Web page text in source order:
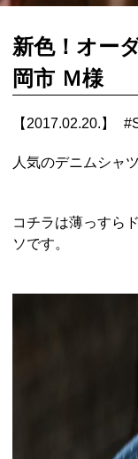
新色！オ
岡市 Ｍ様
【2017.02.20.】 #
人気のデニムシャ
コチラは薄っすら
ソです。